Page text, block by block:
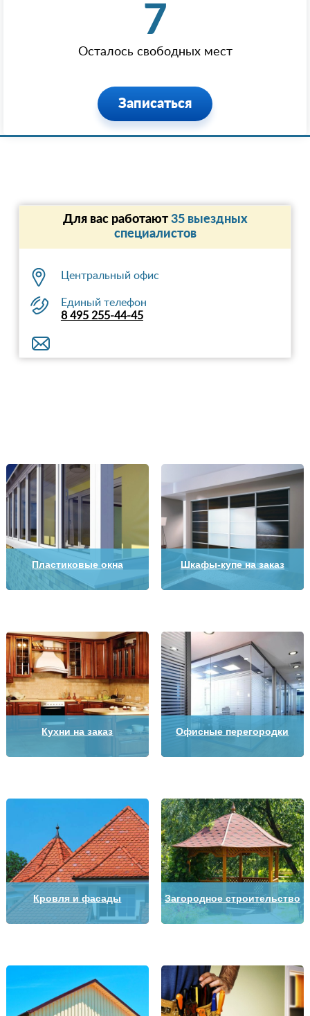
7
Осталось свободных мест
Записаться
Для вас работают35 выездных
специалистов
Центральный офис
Единый телефон
8 495 255-44-45
Пластиковые окна Шкафы-купе на заказ
Кухни на заказ Офисные перегородки
Кровля и фасады Загородное строительство